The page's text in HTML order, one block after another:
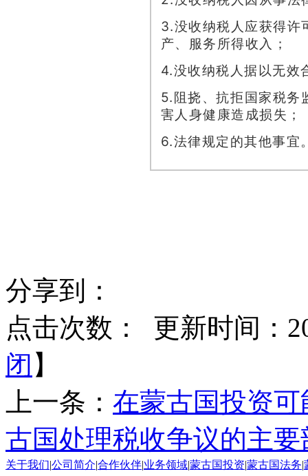
3.没收纳税人应获得许
产、服务所得收入；
4.没收纳税人据以无效
5.阻挠、抗拒国家税务
害人身健康造成损失；
6.法律规定的其他事宜
分享到：
点击次数：
更新时间：
闭 】
上一条： 在蒙古国投资
古国处理税收争议的主要
关于我们|公司简介|合作伙伴|业务领域|蒙古国投资|蒙古国法务|